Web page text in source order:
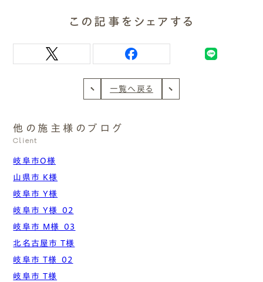
この記事をシェアする
一覧へ戻る
他の施主様のブログ
Client
岐阜市O様
山県市 K様
岐阜市 Y様
岐阜市 Y様_02
岐阜市 M様_03
北名古屋市 T様
岐阜市 T様_02
岐阜市 T様